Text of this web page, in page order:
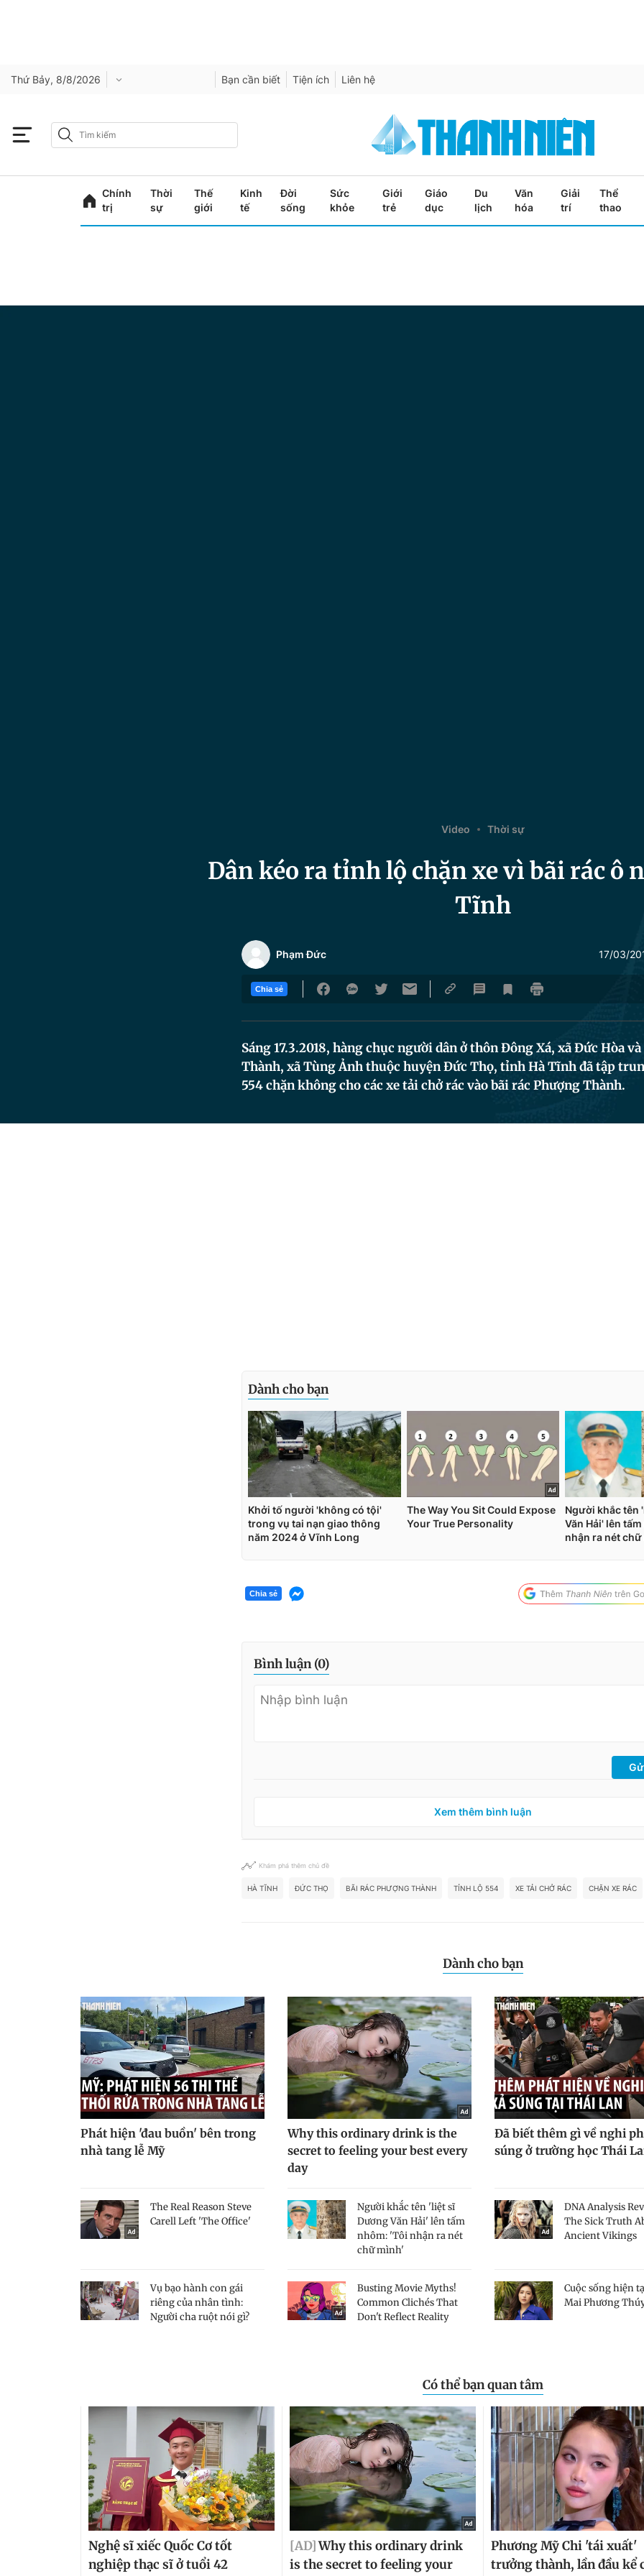
Thứ Bảy, 8/8/2026 Bạn cần biết Tiện ích Liên hệ
Chính
trị
Thời
sự
Thế
giới
Kinh
tế
Đời
sống
Sức
khỏe
Giới
trẻ
Giáo
dục
Du
lịch
Văn
hóa
Giải
trí
Thể
thao
Video Thời sự
Dân kéo ra tỉnh lộ chặn xe vì bãi rác ô
Tĩnh
Phạm Đức 17/03/
Chia sẻ
Sáng 17.3.2018, hàng chục người dân ở thôn Đông Xá, xã Đức Hòa
Thành, xã Tùng Ảnh thuộc huyện Đức Thọ, tỉnh Hà Tĩnh đã tập
554 chặn không cho các xe tải chở rác vào bãi rác Phượng Thành.
Chia sẻ
Bình luận (0)
Xem thêm bình luận
Khám phá thêm chủ đề
HÀ TĨNH ĐỨC THỌ BÃI RÁC PHƯỢNG THÀNH TỈNH LỘ 554 XE TẢI CHỞ RÁC CHẶN XE RÁC